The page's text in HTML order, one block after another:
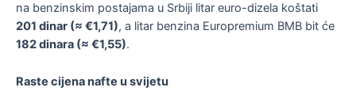
na benzinskim postajama u Srbiji litar euro-dizela koštati
201 dinar (≈ €1,71), a litar benzina Europremium BMB bit će
182 dinara (≈ €1,55).
Raste cijena nafte u svijetu